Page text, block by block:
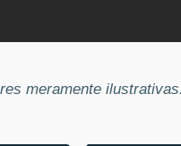
meramente